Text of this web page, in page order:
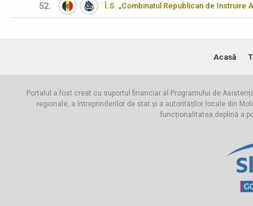
52. Î.S. „Combinatul Republican de Instruire
Acasă
Portalul a fost creat cu suportul financiar al Programului de
regionale, a întreprinderilor de stat și a autorităților locale din
funcționalitatea deplină a